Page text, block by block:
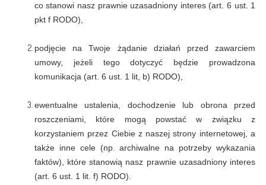
co stanowi nasz prawnie uzasadniony interes (art. 6 ust. 1
pkt f RODO),
podjęcie na Twoje żądanie działań przed zawarciem
umowy, jeżeli tego dotyczyć będzie prowadzona
komunikacja (art. 6 ust. 1 lit, b) RODO),
ewentualne ustalenia, dochodzenie lub obrona przed
roszczeniami, które mogą powstać w związku z
korzystaniem przez Ciebie z naszej strony internetowej, a
także inne cele (np. archiwalne na potrzeby wykazania
faktów), które stanowią nasz prawnie uzasadniony interes
(art. 6 ust. 1 lit. f) RODO).